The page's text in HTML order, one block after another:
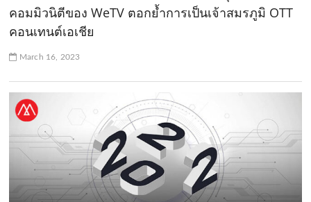
คอมมิวนิตีของ WeTV ตอกย้ำการเป็นเจ้าสมรภูมิ OTT
คอนเทนต์เอเชีย
March 16, 2023